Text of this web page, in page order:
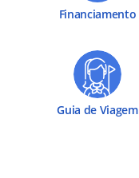
Financiamento
Guia de Viagem